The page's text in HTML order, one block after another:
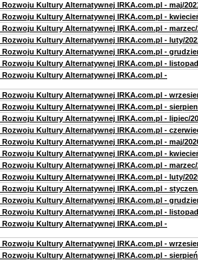
Kultury Alternatywnej IRKA.com.pl - maj/
Kultury Alternatywnej IRKA.com.pl -
Kultury Alternatywnej IRKA.com.pl - marzec/
Kultury Alternatywnej IRKA.com.pl - luty/
Kultury Alternatywnej IRKA.com.pl -
Kultury Alternatywnej IRKA.com.pl -
Kultury Alternatywnej IRKA.com.pl -
Kultury Alternatywnej IRKA.com.pl -
Kultury Alternatywnej IRKA.com.pl -
Kultury Alternatywnej IRKA.com.pl - lipiec/
Kultury Alternatywnej IRKA.com.pl -
Kultury Alternatywnej IRKA.com.pl - maj/
Kultury Alternatywnej IRKA.com.pl -
Kultury Alternatywnej IRKA.com.pl - marzec/
Kultury Alternatywnej IRKA.com.pl - luty/
Kultury Alternatywnej IRKA.com.pl -
Kultury Alternatywnej IRKA.com.pl -
Kultury Alternatywnej IRKA.com.pl -
Kultury Alternatywnej IRKA.com.pl -
Kultury Alternatywnej IRKA.com.pl -
Kultury Alternatywnej IRKA.com.pl -